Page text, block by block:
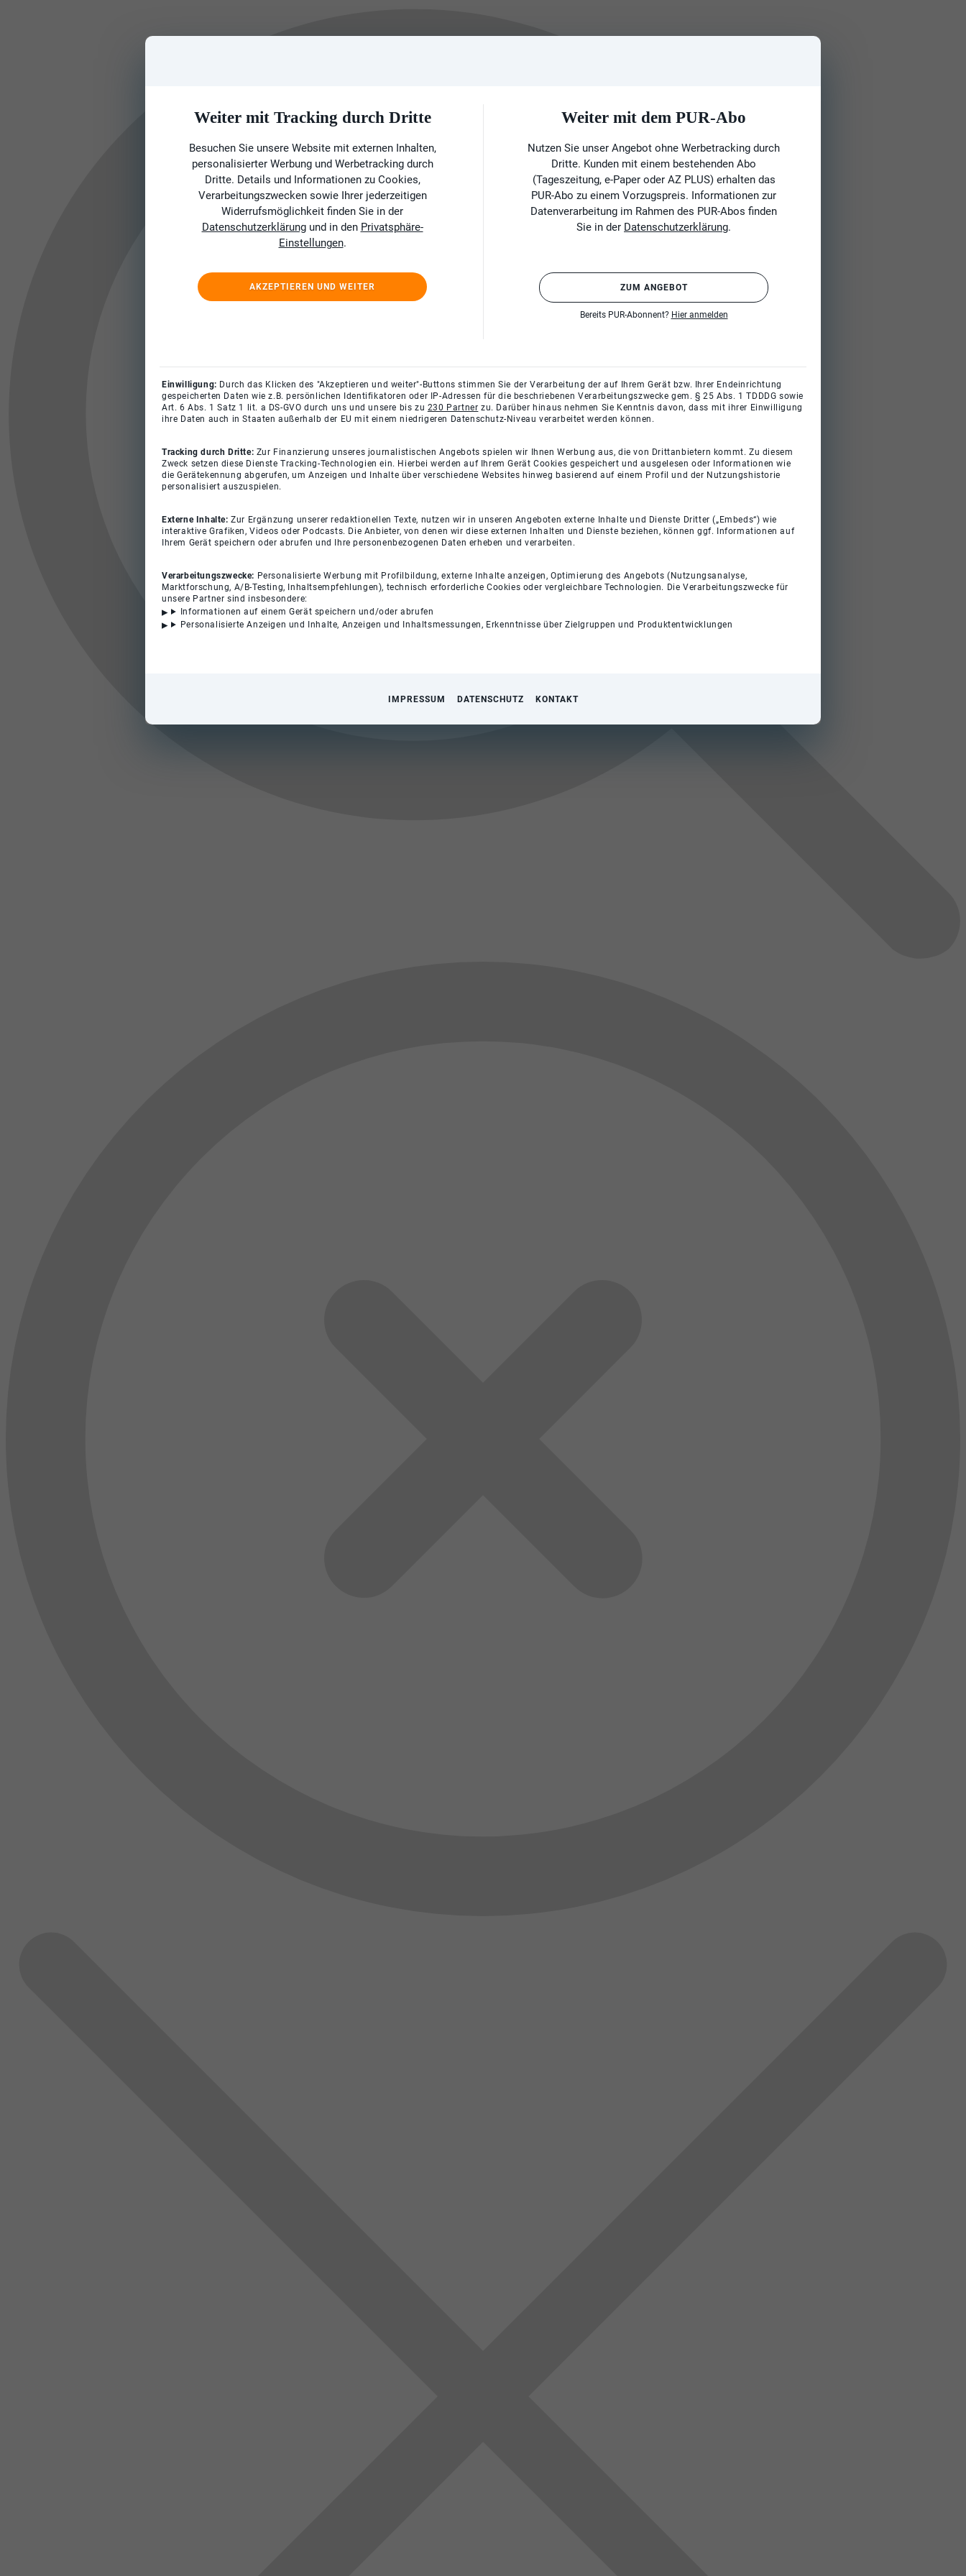
Weiter mit Tracking durch Dritte
Besuchen Sie unsere Website mit externen Inhalten,
personalisierter Werbung und Werbetracking durch
Dritte. Details und Informationen zu Cookies,
Verarbeitungszwecken sowie Ihrer jederzeitigen
Widerrufsmöglichkeit finden Sie in der
Datenschutzerklärungund in den Privatsphäre-
Einstellungen.
AKZEPTIEREN UND WEITER
Weiter mit dem PUR-Abo
Nutzen Sie unser Angebot ohne Werbetracking durch
Dritte. Kunden mit einem bestehenden Abo
(Tageszeitung, e-Paper oder AZ PLUS) erhalten das
PUR-Abo zu einem Vorzugspreis. Informationen zur
Datenverarbeitung im Rahmen des PUR-Abos finden
Sie in der Datenschutzerklärung.
ZUM ANGEBOT
Bereits PUR-Abonnent? Hier anmelden
Einwilligung: Durch das Klicken des "Akzeptieren und weiter"-Buttons stimmen Sie der Verarbeitung der auf Ihrem Gerät bzw. Ihrer Endeinrichtung
gespeicherten Daten wie z.B. persönlichen Identifikatoren oder IP-Adressen für die beschriebenen Verarbeitungszwecke gem. § 25 Abs. 1 TDDDG sowie
Art. 6 Abs. 1 Satz 1 lit. a DS-GVO durch uns und unsere bis zu 230 Partner zu. Darüber hinaus nehmen Sie Kenntnis davon, dass mit ihrer Einwilligung
ihre Daten auch in Staaten außerhalb der EU mit einem niedrigeren Datenschutz-Niveau verarbeitet werden können.
Tracking durch Dritte: Zur Finanzierung unseres journalistischen Angebots spielen wir Ihnen Werbung aus, die von Drittanbietern kommt. Zu diesem
Zweck setzen diese Dienste Tracking-Technologien ein. Hierbei werden auf Ihrem Gerät Cookies gespeichert und ausgelesen oder Informationen wie
die Gerätekennung abgerufen, um Anzeigen und Inhalte über verschiedene Websites hinweg basierend auf einem Profil und der Nutzungshistorie
personalisiert auszuspielen.
Externe Inhalte:Zur Ergänzung unserer redaktionellen Texte, nutzen wir in unseren Angeboten externe Inhalte und Dienste Dritter („Embeds“) wie
interaktive Grafiken, Videos oder Podcasts. Die Anbieter, von denen wir diese externen Inhalten und Dienste beziehen, können ggf. Informationen auf
Ihrem Gerät speichern oder abrufen und Ihre personenbezogenen Daten erheben und verarbeiten.
Verarbeitungszwecke: Personalisierte Werbung mit Profilbildung, externe Inhalte anzeigen, Optimierung des Angebots (Nutzungsanalyse,
Marktforschung, A/B-Testing, Inhaltsempfehlungen), technisch erforderliche Cookies oder vergleichbare Technologien. Die Verarbeitungszwecke für
unsere Partner sind insbesondere:
Informationen auf einem Gerät speichern und/oder abrufen
Personalisierte Anzeigen und Inhalte, Anzeigen und Inhaltsmessungen, Erkenntnisse über Zielgruppen und Produktentwicklungen
IMPRESSUM DATENSCHUTZ KONTAKT